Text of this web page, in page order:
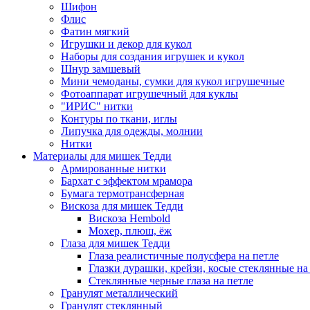
Шифон
Флис
Фатин мягкий
Игрушки и декор для кукол
Наборы для создания игрушек и кукол
Шнур замшевый
Мини чемоданы, сумки для кукол игрушечные
Фотоаппарат игрушечный для куклы
"ИРИС" нитки
Контуры по ткани, иглы
Липучка для одежды, молнии
Нитки
Материалы для мишек Тедди
Армированные нитки
Бархат с эффектом мрамора
Бумага термотрансферная
Вискоза для мишек Тедди
Вискоза Hembold
Мохер, плюш, ёж
Глаза для мишек Тедди
Глаза реалистичные полусфера на петле
Глазки дурашки, крейзи, косые стеклянные на
Стеклянные черные глаза на петле
Гранулят металлический
Гранулят стеклянный